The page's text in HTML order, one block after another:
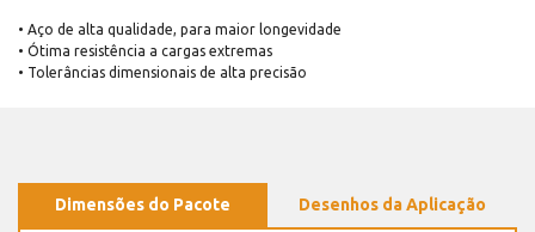
• Aço de alta qualidade, para maior longevidade
• Ótima resistência a cargas extremas
• Tolerâncias dimensionais de alta precisão
Dimensões do Pacote Desenhos da Aplicação